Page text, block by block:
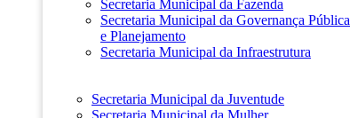
Secretaria Municipal da Fazenda
Secretaria Municipal da Governança Pública
e Planejamento
Secretaria Municipal da Infraestrutura
Secretaria Municipal da Juventude
Secretaria Municipal da Mulher